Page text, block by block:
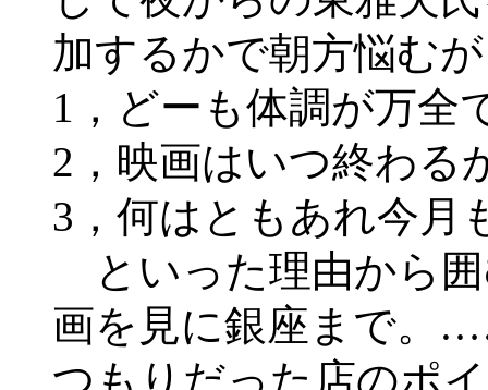
加するかで朝方悩む
1，どーも体調が万全
2，映画はいつ終わる
3，何はともあれ今月
といった理由から
画を見に銀座まで。
つもりだった店のポ